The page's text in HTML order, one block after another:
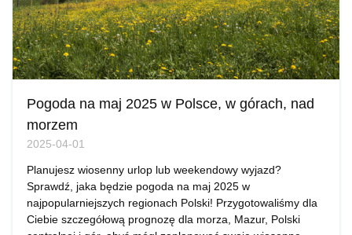
Pogoda na maj 2025 w Polsce, w górach, nad
morzem
2025-04-01
Planujesz wiosenny urlop lub weekendowy wyjazd?
Sprawdź, jaka będzie pogoda na maj 2025 w
najpopularniejszych regionach Polski! Przygotowaliśmy dla
Ciebie szczegółową prognozę dla morza, Mazur, Polski